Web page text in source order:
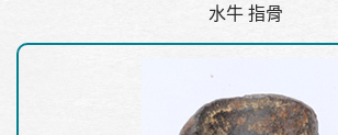
水牛 指骨